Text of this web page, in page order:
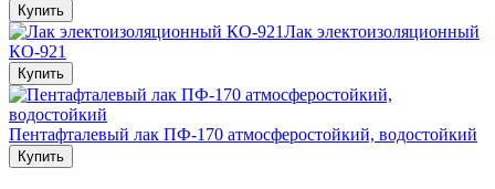
Купить
Лак электоизоляционный
КО-921
Купить
Пентафталевый лак ПФ-170 атмосферостойкий, водостойкий
Купить